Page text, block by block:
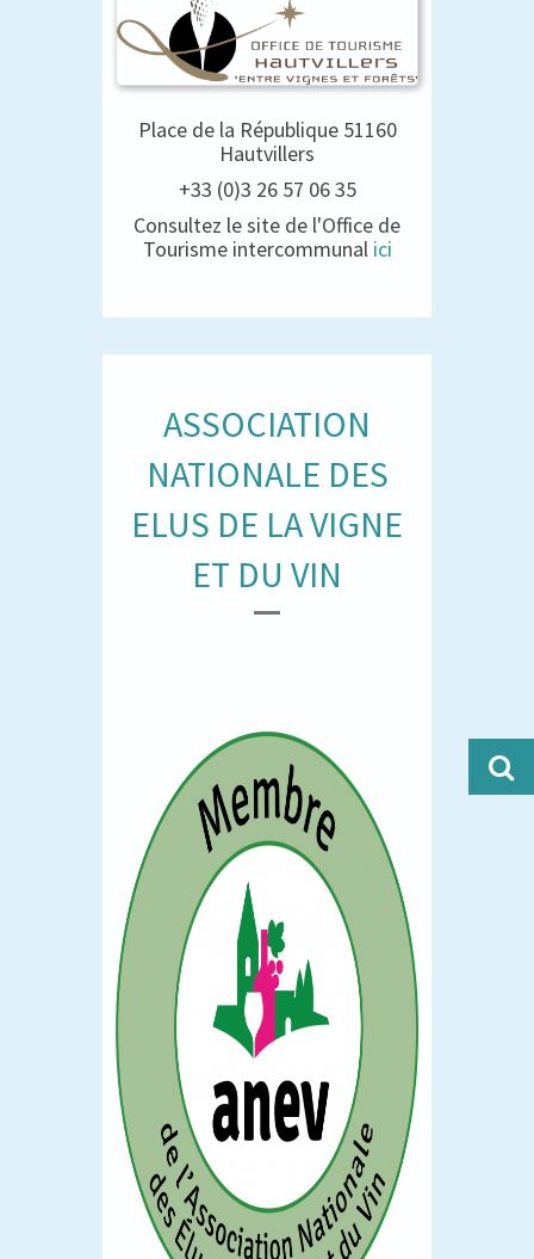
Place de la République 51160
Hautvillers
+33 (0)3 26 57 06 35
Consultez le site de l'Office de
Tourisme intercommunal ici
ASSOCIATION
NATIONALE DES
ELUS DE LA VIGNE
ET DU VIN